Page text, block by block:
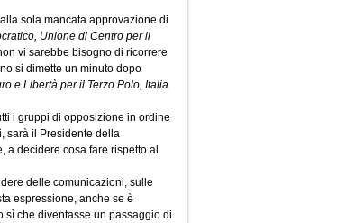
sola mancata approvazione di
Unione di Centro per il
vi sarebbe bisogno di ricorrere
si dimette un minuto dopo
e Libertà per il Terzo Polo, Italia
i gruppi di opposizione in ordine
sarà il Presidente della
a decidere cosa fare rispetto al
delle comunicazioni, sulle
espressione, anche se è
sì che diventasse un passaggio di